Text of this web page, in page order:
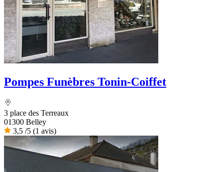
Pompes Funèbres Tonin-Coiffet
3 place des Terreaux
01300 Belley
3,5 /5 (1 avis)